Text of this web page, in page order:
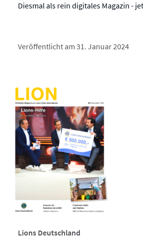
Diesmal als rein digitales Magazin -
Veröffentlicht am 31. Januar 2024
Lions Deutschland